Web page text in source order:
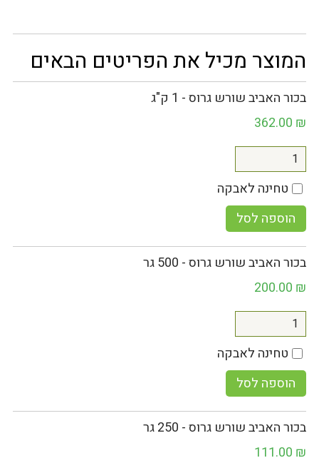
המוצר מכיל את הפריטים הבאים
בכור האביב שורש גרוס - 1 ק"ג
362.00 ₪
טחינה לאבקה
הוספה לסל
בכור האביב שורש גרוס - 500 גר
200.00 ₪
טחינה לאבקה
הוספה לסל
בכור האביב שורש גרוס - 250 גר
111.00 ₪